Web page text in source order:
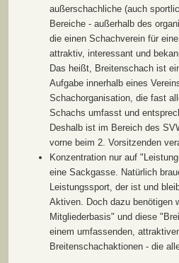
außerschachliche (auch
Bereiche - außerhalb des
die einen Schachverein für
attraktiv, interessant und
Das heißt, Breitenschach ist
Aufgabe innerhalb eines
Schachorganisation, die fast
Schachs umfasst und
Deshalb ist im Bereich des
vorne beim 2. Vorsitzenden
Konzentration nur auf
eine Sackgasse. Natürlich
Leistungssport, der ist und
Aktiven. Doch dazu benötigen
Mitgliederbasis" und diese
einem umfassenden,
Breitenschachaktionen - die